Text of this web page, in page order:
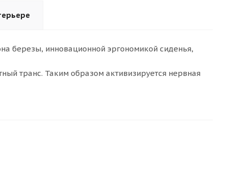
березы, инновационной эргономикой сиденья,
транс. Таким образом активизируется нервная